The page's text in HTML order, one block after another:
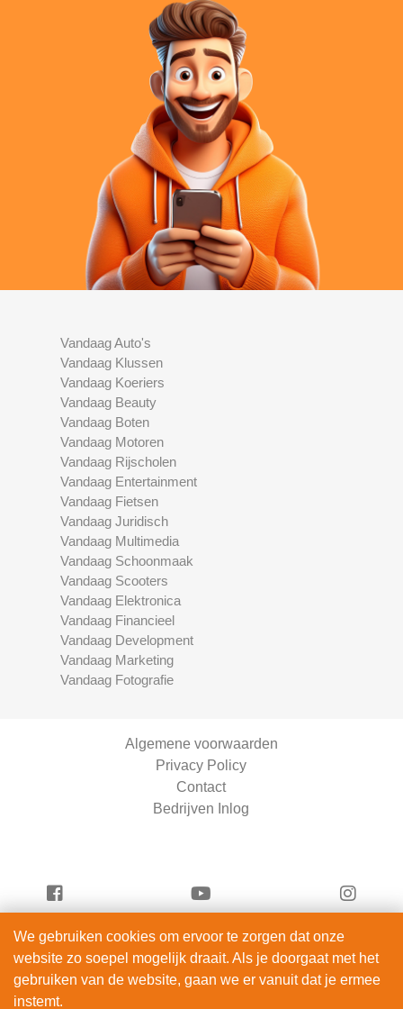
Vandaag Auto's
Vandaag Klussen
Vandaag Koeriers
Vandaag Beauty
Vandaag Boten
Vandaag Motoren
Vandaag Rijscholen
Vandaag Entertainment
Vandaag Fietsen
Vandaag Juridisch
Vandaag Multimedia
Vandaag Schoonmaak
Vandaag Scooters
Vandaag Elektronica
Vandaag Financieel
Vandaag Development
Vandaag Marketing
Vandaag Fotografie
Algemene voorwaarden
Privacy Policy
Contact
Bedrijven Inlog
Vandaag Entertainment is onderdeel van
ServiceRight B.V. | KVK 90914872
We gebruiken cookies om ervoor te zorgen dat onze
website zo soepel mogelijk draait. Als je doorgaat met het
gebruiken van de website, gaan we er vanuit dat je ermee
instemt.